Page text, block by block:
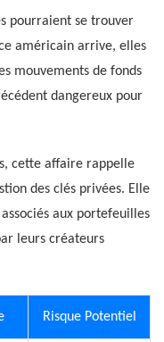
pourraient se trouver
américain arrive, elles
mouvements de fonds
dangereux pour
cette affaire rappelle
des clés privées. Elle
aux portefeuilles
leurs créateurs
Risque Potentiel